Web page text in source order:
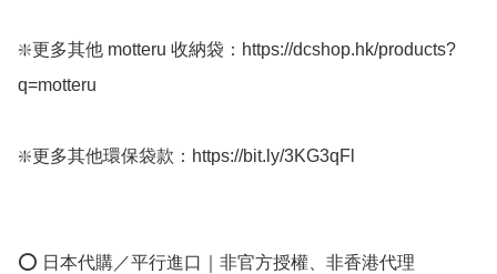
❇️更多其他 motteru 收納袋：https://dcshop.hk/products?
q=motteru
❇️更多其他環保袋款：https://bit.ly/3KG3qFl
⭕ 日本代購／平行進口｜非官方授權、非香港代理